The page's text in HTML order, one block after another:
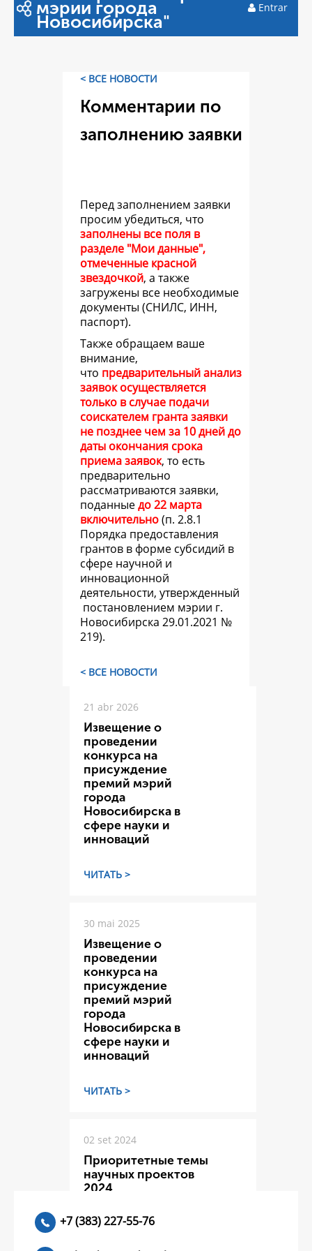
мэрии города
Новосибирска"
Entrar
< ВСЕ НОВОСТИ
Комментарии по
заполнению заявки
Перед заполнением заявки
просим убедиться, что
заполнены все поля в
разделе "Мои данные",
отмеченные красной
звездочкой, а также
загружены все необходимые
документы (СНИЛС, ИНН,
паспорт).
Также обращаем ваше
внимание,
что предварительный анализ
заявок осуществляется
только в случае подачи
соискателем гранта заявки
не позднее чем за 10 дней до
даты окончания срока
приема заявок, то есть
предварительно
рассматриваются заявки,
поданныедо 22 марта
включительно(п. 2.8.1
Порядка предоставления
грантов в форме субсидий в
сфере научной и
инновационной
деятельности, утвержденный
постановлением мэрии г.
Новосибирска 29.01.2021 №
219).
< ВСЕ НОВОСТИ
21 abr 2026
Извещение о
проведении
конкурса на
присуждение
премий мэрий
города
Новосибирска в
сфере науки и
инноваций
ЧИТАТЬ >
30 mai 2025
Извещение о
проведении
конкурса на
присуждение
премий мэрий
города
Новосибирска в
сфере науки и
инноваций
ЧИТАТЬ >
02 set 2024
Приоритетные темы
научных проектов
2024
ЧИТАТЬ >
+7 (383) 227-55-76